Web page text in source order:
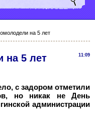
на 5 лет
11:09
на 5 лет
с задором отметили
но никак не День
администрации